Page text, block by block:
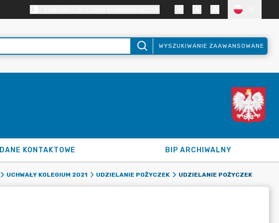
WYSZUKIWANIE ZAAWANSOWANE
DANE KONTAKTOWE BIP ARCHIWALNY
UCHWAŁY KOLEGIUM 2021 UDZIELANIE POŻYCZEK UDZIELANIE POŻYCZEK